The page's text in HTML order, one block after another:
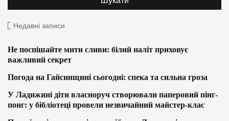
Недавні записи
Не поспішайте мити сливи: білий наліт приховує
важливий секрет
Погода на Гайсинщині сьогодні: спека та сильна гроза
У Ладижині діти власноруч створювали паперовий пінг-
понг: у бібліотеці провели незвичайний майстер-клас